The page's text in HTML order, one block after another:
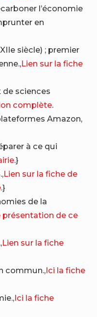
l’économie
en
siècle) ; premier
Lien sur la fiche
de sciences
complète.
Amazon,
à ce qui
.}
Lien sur la fiche de
.}
de la
présentation de ce
Lien sur la fiche
commun.,Ici la fiche
Ici la fiche